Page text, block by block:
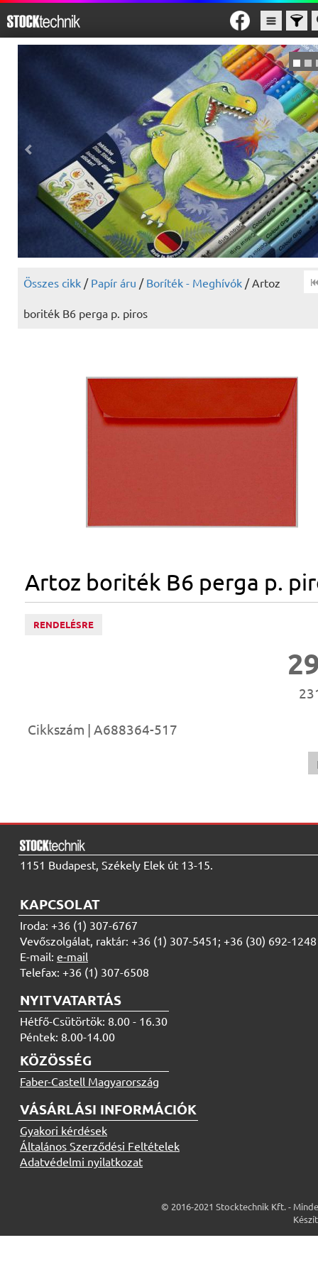
Összes cikk / Papír áru / Boríték - Meghívók / Artoz
boriték B6 perga p. piros
Artoz boriték B6 perga p.
RENDELÉSRE
Cikkszám | A688364-517
1151 Budapest, Székely Elek út 13-15.
KAPCSOLAT
Iroda: +36 (1) 307-6767
Vevőszolgálat, raktár: +36 (1) 307-5451; +36 (30) 692-1248
E-mail: e-mail
Telefax: +36 (1) 307-6508
NYITVATARTÁS
Hétfő-Csütörtök: 8.00 - 16.30
Péntek: 8.00-14.00
KÖZÖSSÉG
Faber-Castell Magyarország
VÁSÁRLÁSI INFORMÁCIÓK
Gyakori kérdések
Általános Szerződési Feltételek
Adatvédelmi nyilatkozat
© 2016-2021 Stocktechnik Kft. -